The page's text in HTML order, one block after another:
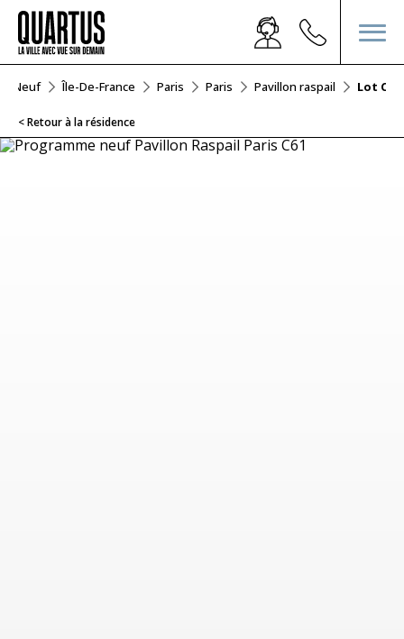
Neuf Île-De-France Paris Paris Pavillon raspail Lot C61
< Retour à la résidence